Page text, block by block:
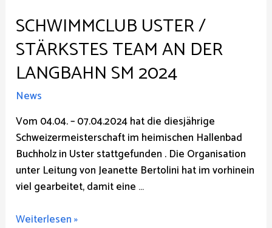
SCHWIMMCLUB USTER /
STÄRKSTES TEAM AN DER
LANGBAHN SM 2024
News
Vom 04.04. – 07.04.2024 hat die diesjährige
Schweizermeisterschaft im heimischen Hallenbad
Buchholz in Uster stattgefunden . Die Organisation
unter Leitung von Jeanette Bertolini hat im vorhinein
viel gearbeitet, damit eine …
Schwimmclub
Weiterlesen »